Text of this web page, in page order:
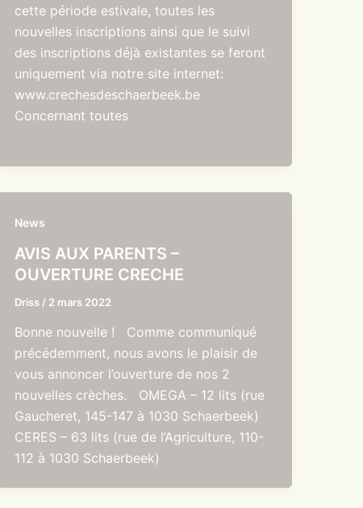
cette période estivale, toutes les
nouvelles inscriptions ainsi que le suivi
des inscriptions déjà existantes se feront
uniquement via notre site internet:
www.crechesdeschaerbeek.be
Concernant toutes
News
AVIS AUX PARENTS –
OUVERTURE CRECHE
Driss / 2 mars 2022
Bonne nouvelle ! Comme communiqué
précédemment, nous avons le plaisir de
vous annoncer l’ouverture de nos 2
nouvelles crèches. OMEGA – 12 lits (rue
Gaucheret, 145-147 à 1030 Schaerbeek)
CERES – 63 lits (rue de l’Agriculture, 110-
112 à 1030 Schaerbeek)